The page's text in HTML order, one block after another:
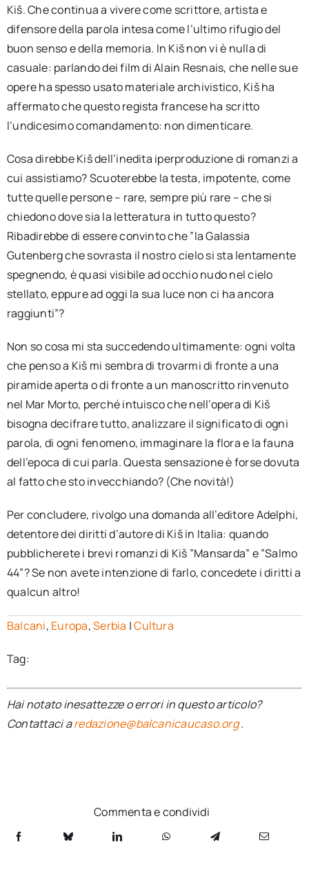
Kiš. Che continua a vivere come scrittore, artista e
difensore della parola intesa come l’ultimo rifugio del
buon senso e della memoria. In Kiš non vi è nulla di
casuale: parlando dei film di Alain Resnais, che nelle sue
opere ha spesso usato materiale archivistico, Kiš ha
affermato che questo regista francese ha scritto
l’undicesimo comandamento: non dimenticare.
Cosa direbbe Kiš dell’inedita iperproduzione di romanzi a
cui assistiamo? Scuoterebbe la testa, impotente, come
tutte quelle persone – rare, sempre più rare – che si
chiedono dove sia la letteratura in tutto questo?
Ribadirebbe di essere convinto che ”la Galassia
Gutenberg che sovrasta il nostro cielo si sta lentamente
spegnendo, è quasi visibile ad occhio nudo nel cielo
stellato, eppure ad oggi la sua luce non ci ha ancora
raggiunti”?
Non so cosa mi sta succedendo ultimamente: ogni volta
che penso a Kiš mi sembra di trovarmi di fronte a una
piramide aperta o di fronte a un manoscritto rinvenuto
nel Mar Morto, perché intuisco che nell’opera di Kiš
bisogna decifrare tutto, analizzare il significato di ogni
parola, di ogni fenomeno, immaginare la flora e la fauna
dell’epoca di cui parla. Questa sensazione è forse dovuta
al fatto che sto invecchiando? (Che novità!)
Per concludere, rivolgo una domanda all’editore Adelphi,
detentore dei diritti d’autore di Kiš in Italia: quando
pubblicherete i brevi romanzi di Kiš ”Mansarda” e ”Salmo
44”? Se non avete intenzione di farlo, concedete i diritti a
qualcun altro!
Balcani, Europa,Serbia |Cultura
Tag:
Hai notato inesattezze o errori in questo articolo?
Contattaci aredazione@balcanicaucaso.org.
Commenta e condividi